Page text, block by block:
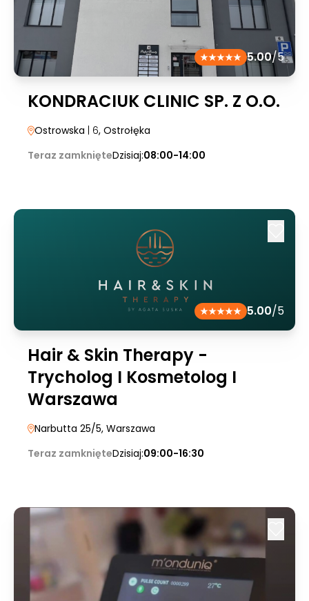
5.00/5
KONDRACIUK CLINIC SP. Z O.O.
Ostrowska | 6, Ostrołęka
Teraz zamknięteDzisiaj:08:00-14:00
5.00/5
Hair & Skin Therapy -
Trycholog I Kosmetolog I
Warszawa
Narbutta 25/5, Warszawa
Teraz zamknięteDzisiaj:09:00-16:30